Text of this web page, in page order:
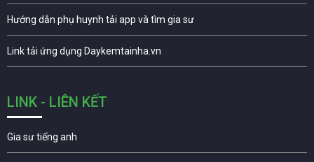
Hướng dẫn phụ huynh tải app và tìm gia sư
Link tải ứng dụng Daykemtainha.vn
LINK - LIÊN KẾT
Gia sư tiếng anh